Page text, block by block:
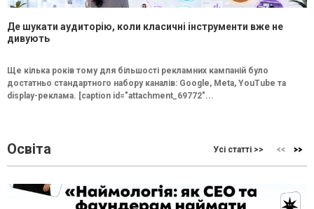
Де шукати аудиторію, коли класичні інструменти вже не
дивують
Ще кілька років тому для більшості рекламних кампаній було
достатньо стандартного набору каналів: Google, Meta, YouTube та
display-реклама. [caption id="attachment_69772"...
Освіта Усі статті >>